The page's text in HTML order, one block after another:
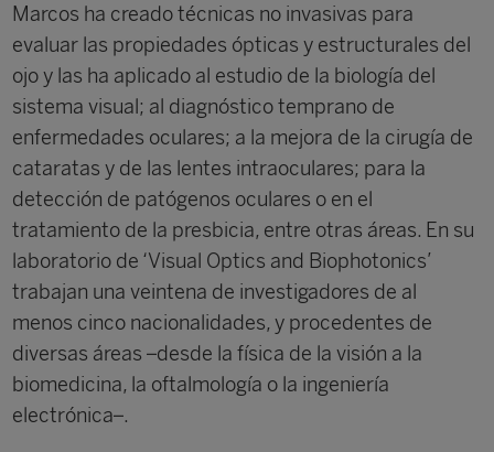
Marcos ha creado técnicas no invasivas para
evaluar las propiedades ópticas y estructurales del
ojo y las ha aplicado al estudio de la biología del
sistema visual; al diagnóstico temprano de
enfermedades oculares; a la mejora de la cirugía de
cataratas y de las lentes intraoculares; para la
detección de patógenos oculares o en el
tratamiento de la presbicia, entre otras áreas. En su
laboratorio de ‘Visual Optics and Biophotonics’
trabajan una veintena de investigadores de al
menos cinco nacionalidades, y procedentes de
diversas áreas –desde la física de la visión a la
biomedicina, la oftalmología o la ingeniería
electrónica–.